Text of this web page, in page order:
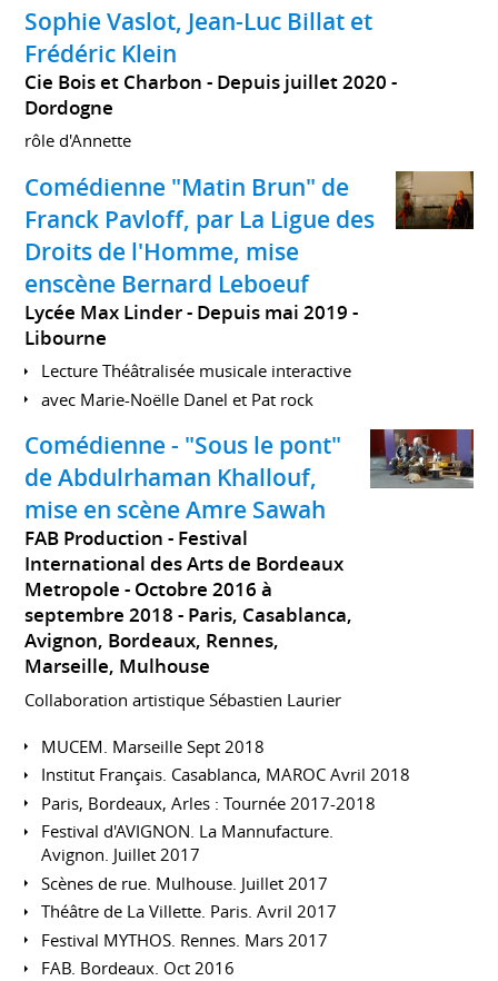
Sophie Vaslot, Jean-Luc Billat et
Frédéric Klein
Cie Bois et Charbon
Depuis juillet 2020
Dordogne
rôle d'Annette
Comédienne "Matin Brun" de
Franck Pavloff, par La Ligue des
Droits de l'Homme, mise
enscène Bernard Leboeuf
Lycée Max Linder
Depuis mai 2019
Libourne
Lecture Théâtralisée musicale interactive
avec Marie-Noëlle Danel et Pat rock
Comédienne - "Sous le pont"
de Abdulrhaman Khallouf,
mise en scène Amre Sawah
FAB Production - Festival
International des Arts de Bordeaux
Metropole
Octobre 2016 à
septembre 2018 Paris, Casablanca,
Avignon, Bordeaux, Rennes,
Marseille, Mulhouse
Collaboration artistique Sébastien Laurier
MUCEM. Marseille Sept 2018
Institut Français. Casablanca, MAROC Avril 2018
Paris, Bordeaux, Arles : Tournée 2017-2018
Festival d'AVIGNON. La Mannufacture.
Avignon. Juillet 2017
Scènes de rue. Mulhouse. Juillet 2017
Théâtre de La Villette. Paris. Avril 2017
Festival MYTHOS. Rennes. Mars 2017
FAB. Bordeaux. Oct 2016